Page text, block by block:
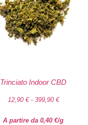
Trinciato Indoor CBD
12,90 € - 399,90 €
A partire da 0,40 €/g